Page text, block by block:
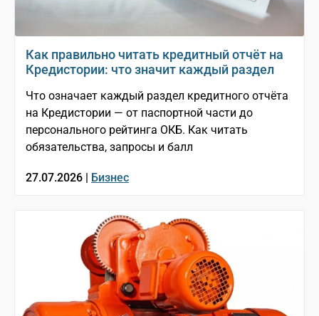
Как правильно читать кредитный отчёт на
Кредистории: что значит каждый раздел
Что означает каждый раздел кредитного отчёта
на Кредистории — от паспортной части до
персонального рейтинга ОКБ. Как читать
обязательства, запросы и балл
27.07.2026 | Бизнес